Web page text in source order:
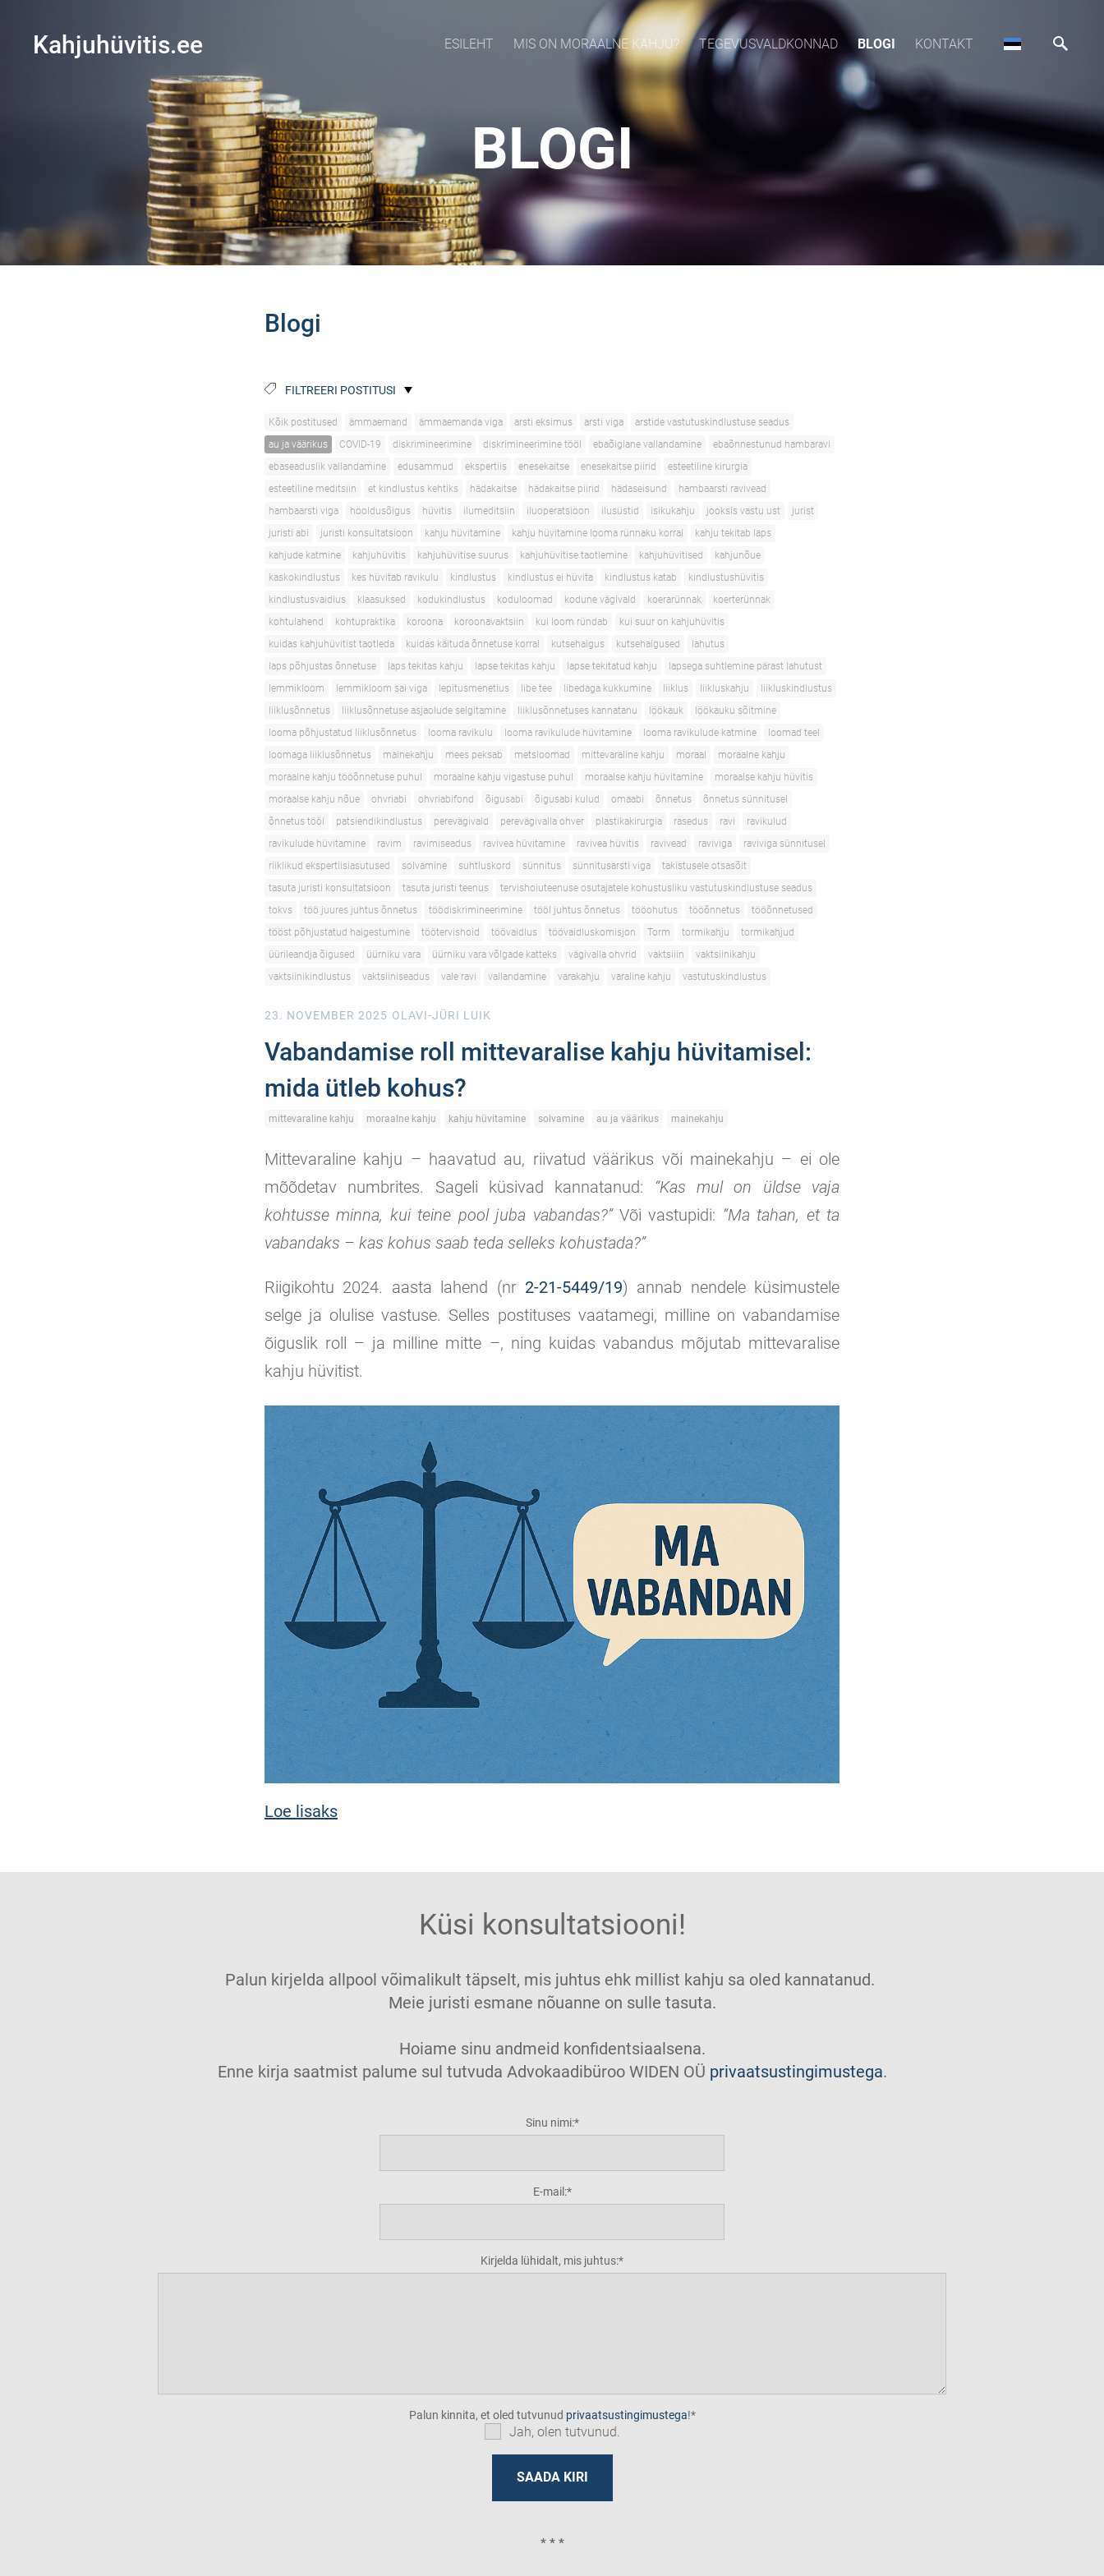
Kahjuhüvitis.ee ESILEHT MIS ON MORAALNE KAHJU? TEGEVUSVALDKONNAD BLOGI KONTAKT
BLOGI
Blogi
FILTREERI POSTITUSI
Kõik postitused ämmaemand ämmaemanda viga arsti eksimus arsti viga
arstide vastutuskindlustuse seadus
au ja väärikus
COVID-19 diskrimineerimine diskrimineerimine tööl ebaõiglane vallandamine
ebaõnnestunud hambaravi
ebaseaduslik vallandamine
edusammud ekspertiis enesekaitse enesekaitse piirid
esteetiline kirurgia
esteetiline meditsiin
et kindlustus kehtiks hädakaitse hädakaitse piirid hädaseisund
hambaarsti ravivead
hambaarsti viga
hooldusõigus hüvitis ilumeditsiin iluoperatsioon ilusüstid isikukahju jooksis vastu ust
jurist
juristi abi
juristi konsultatsioon kahju hüvitamine kahju hüvitamine looma rünnaku korral
kahju tekitab laps
kahjude katmine
kahjuhüvitis kahjuhüvitise suurus kahjuhüvitise taotlemine kahjuhüvitised
kahjunõue
kaskokindlustus
kes hüvitab ravikulu kindlustus kindlustus ei hüvita kindlustus katab
kindlustushüvitis
kindlustusvaidlus
klaasuksed kodukindlustus koduloomad kodune vägivald koerarünnak
koerterünnak
kohtulahend
kohtupraktika koroona koroonavaktsiin kui loom ründab
kui suur on kahjuhüvitis
kuidas kahjuhüvitist taotleda
kuidas käituda õnnetuse korral kutsehaigus kutsehaigused
lahutus
laps põhjustas õnnetuse
laps tekitas kahju lapse tekitas kahju lapse tekitatud kahju
lapsega suhtlemine pärast lahutust
lemmikloom
lemmikloom sai viga lepitusmenetlus libe tee libedaga kukkumine liiklus liikluskahju
liikluskindlustus
liiklusõnnetus
liiklusõnnetuse asjaolude selgitamine liiklusõnnetuses kannatanu löökauk
löökauku sõitmine
looma põhjustatud liiklusõnnetus
looma ravikulu looma ravikulude hüvitamine looma ravikulude katmine
loomad teel
loomaga liiklusõnnetus
mainekahju mees peksab metsloomad mittevaraline kahju moraal
moraalne kahju
moraalne kahju tööõnnetuse puhul
moraalne kahju vigastuse puhul moraalse kahju hüvitamine
moraalse kahju hüvitis
moraalse kahju nõue
ohvriabi ohvriabifond õigusabi õigusabi kulud omaabi õnnetus
õnnetus sünnitusel
õnnetus tööl
patsiendikindlustus perevägivald perevägivalla ohver plastikakirurgia rasedus ravi
ravikulud
ravikulude hüvitamine
ravim ravimiseadus ravivea hüvitamine ravivea hüvitis ravivead raviviga
raviviga sünnitusel
riiklikud ekspertiisiasutused
solvamine suhtluskord sünnitus sünnitusarsti viga
takistusele otsasõit
tasuta juristi konsultatsioon
tasuta juristi teenus
tervishoiuteenuse osutajatele kohustusliku vastutuskindlustuse seadus
tokvs
töö juures juhtus õnnetus töödiskrimineerimine tööl juhtus õnnetus tööohutus tööõnnetus
tööõnnetused
tööst põhjustatud haigestumine
töötervishoid töövaidlus töövaidluskomisjon Torm tormikahju
tormikahjud
üürileandja õigused
üürniku vara üürniku vara võlgade katteks vägivalla ohvrid vaktsiiin
vaktsiinikahju
vaktsiinikindlustus
vaktsiiniseadus vale ravi vallandamine varakahju varaline kahju vastutuskindlustus
23. NOVEMBER 2025 OLAVI-JÜRI LUIK
Vabandamise roll mittevaralise kahju hüvitamisel:
mida ütleb kohus?
mittevaraline kahju moraalne kahju kahju hüvitamine solvamine au ja väärikus mainekahju
Mittevaraline kahju – haavatud au, riivatud väärikus või mainekahju – ei ole
mõõdetav numbrites. Sageli küsivad kannatanud: “Kas mul on üldse vaja
kohtusse minna, kui teine pool juba vabandas?”Või vastupidi: “Ma tahan, et ta
vabandaks – kas kohus saab teda selleks kohustada?”
Riigikohtu 2024. aasta lahend (nr 2-21-5449/19) annab nendele küsimustele
selge ja olulise vastuse. Selles postituses vaatamegi, milline on vabandamise
õiguslik roll – ja milline mitte –, ning kuidas vabandus mõjutab mittevaralise
kahju hüvitist.
Loe lisaks
Küsi konsultatsiooni!
Palun kirjelda allpool võimalikult täpselt, mis juhtus ehk millist kahju sa oled kannatanud.
Meie juristi esmane nõuanne on sulle tasuta.
Hoiame sinu andmeid konfidentsiaalsena.
Enne kirja saatmist palume sul tutvuda Advokaadibüroo WIDEN OÜ privaatsustingimustega.
Sinu nimi:
E-mail:
Kirjelda lühidalt, mis juhtus:
Palun kinnita, et oled tutvunud privaatsustingimustega!
Jah, olen tutvunud.
* * *